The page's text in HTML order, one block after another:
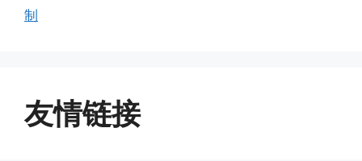
制
友情链接